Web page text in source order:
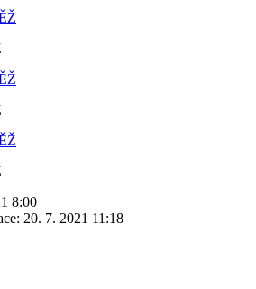
8:00
20. 7. 2021 11:18